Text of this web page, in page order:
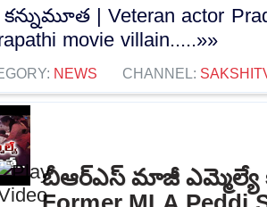
| Veteran actor
movie villain.....»»
NEWS CHANNEL:
బీఆర్ఎస్ మాజీ ఎమ్మెల్యే